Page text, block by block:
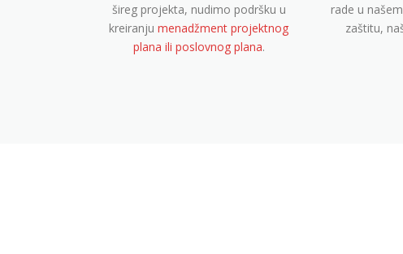
šireg projekta, nudimo podršku u
kreiranju menadžment projektnog
plana ili poslovnog plana.
rade u
zaštitu,